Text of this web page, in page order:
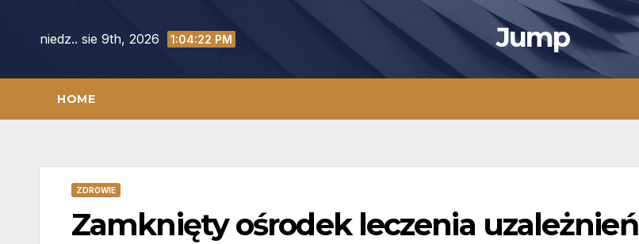
niedz.. sie 9th, 2026 1:04:23 PM Jump
HOME
ZDROWIE
Zamknięty ośrodek leczenia uzależnień